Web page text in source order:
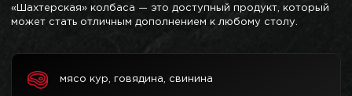
«Шахтерская» колбаса — это доступный продукт, который
может стать отличным дополнением к любому столу.
мясо кур, говядина, свинина